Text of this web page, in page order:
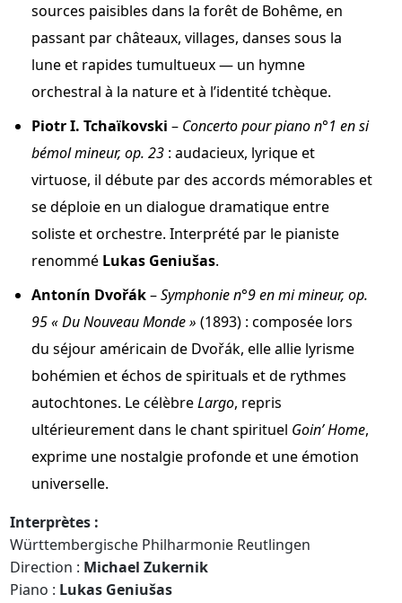
sources paisibles dans la forêt de Bohême, en
passant par châteaux, villages, danses sous la
lune et rapides tumultueux — un hymne
orchestral à la nature et à l’identité tchèque.
Piotr I. Tchaïkovski – Concerto pour piano n°1 en si
bémol mineur, op. 23 : audacieux, lyrique et
virtuose, il débute par des accords mémorables et
se déploie en un dialogue dramatique entre
soliste et orchestre. Interprété par le pianiste
renommé Lukas Geniušas.
Antonín Dvořák–Symphonie n°9 en mi mineur, op.
95 « Du Nouveau Monde » (1893) : composée lors
du séjour américain de Dvořák, elle allie lyrisme
bohémien et échos de spirituals et de rythmes
autochtones. Le célèbreLargo, repris
ultérieurement dans le chant spirituel Goin’ Home,
exprime une nostalgie profonde et une émotion
universelle.
Interprètes :
Württembergische Philharmonie Reutlingen
Direction : Michael Zukernik
Piano : Lukas Geniušas